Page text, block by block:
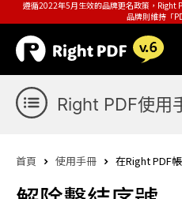
遵循2022年5月生效的品牌更名政策，Right
品牌則維持「
Right PDF使用
首頁 使用手冊 在Right PDF